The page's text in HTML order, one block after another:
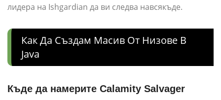
лидера на Ishgardian да ви следва навсякъде.
Как Да Създам Масив От Низове В
Java
Къде да намерите Calamity Salvager